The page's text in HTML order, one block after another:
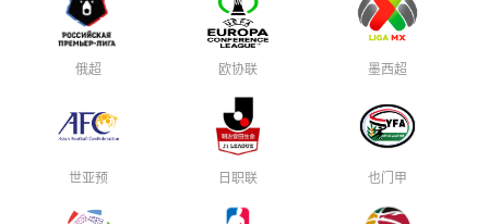
俄超 欧协联 墨西超
世亚预 日职联 也门甲